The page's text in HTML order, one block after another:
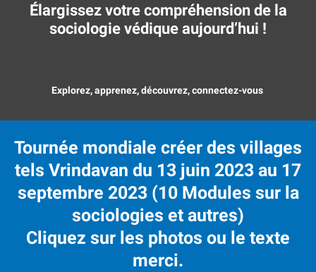
Élargissez votre compréhension de la
sociologie védique aujourd’hui !
Explorez, apprenez, découvrez, connectez-vous
Tournée mondiale créer des villages
tels Vrindavan du 13 juin 2023 au 17
septembre 2023 (10 Modules sur la
sociologies et autres)
Cliquez sur les photos ou le texte
merci.